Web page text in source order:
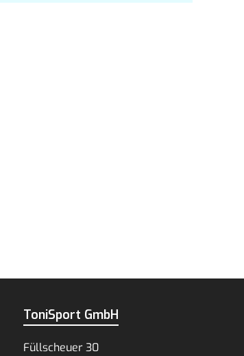
ToniSport GmbH
Füllscheuer 30